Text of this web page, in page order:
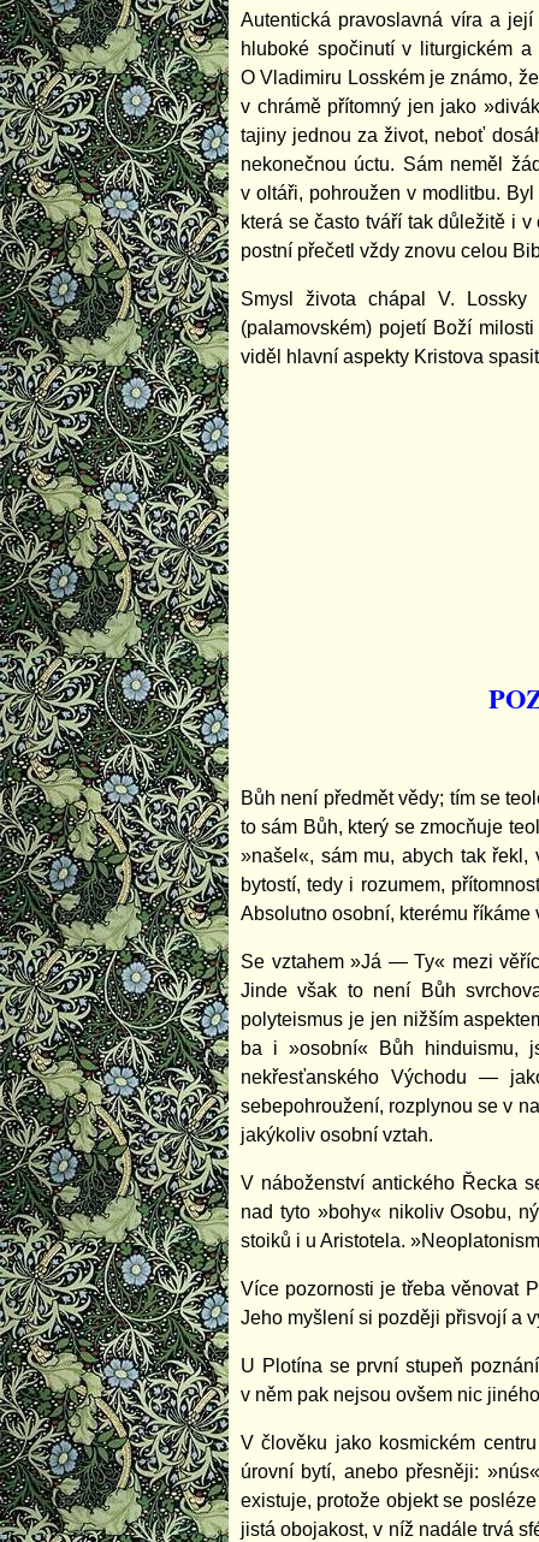
Autentická pravoslavná víra a
hluboké spočinutí v liturgickém
O Vladimiru Losském je známo,
v chrámě přítomný jen jako
tajiny jednou za život, neboť
nekonečnou úctu. Sám neměl
v oltáři, pohroužen v modlitbu.
která se často tváří tak důležitě i
postní přečetl vždy znovu celou
Smysl života chápal V. Lossky
(palamovském) pojetí Boží
viděl hlavní aspekty Kristova
Bůh není předmět vědy; tím se
to sám Bůh, který se zmocňuje
»našel«, sám mu, abych tak
bytostí, tedy i rozumem,
Absolutno osobní, kterému říkáme
Se vztahem »Já — Ty« mezi
Jinde však to není Bůh
polyteismus je jen nižším
ba i »osobní« Bůh hinduismu,
nekřesťanského Východu —
sebepohroužení, rozplynou se v
jakýkoliv osobní vztah.
V náboženství antického Řecka
nad tyto »bohy« nikoliv Osobu,
stoiků i u Aristotela.
Více pozornosti je třeba věnovat
Jeho myšlení si později přisvojí a
U Plotína se první stupeň
v něm pak nejsou ovšem nic
V člověku jako kosmickém
úrovní bytí, anebo přesněji:
existuje, protože objekt se
jistá obojakost, v níž nadále trvá